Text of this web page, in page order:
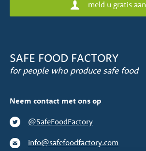
SAFE FOOD FACTORY
for people who produce safe food
Neem contact met ons op
@SafeFoodFactory
info@safefoodfactory.com
meld u gratis aan